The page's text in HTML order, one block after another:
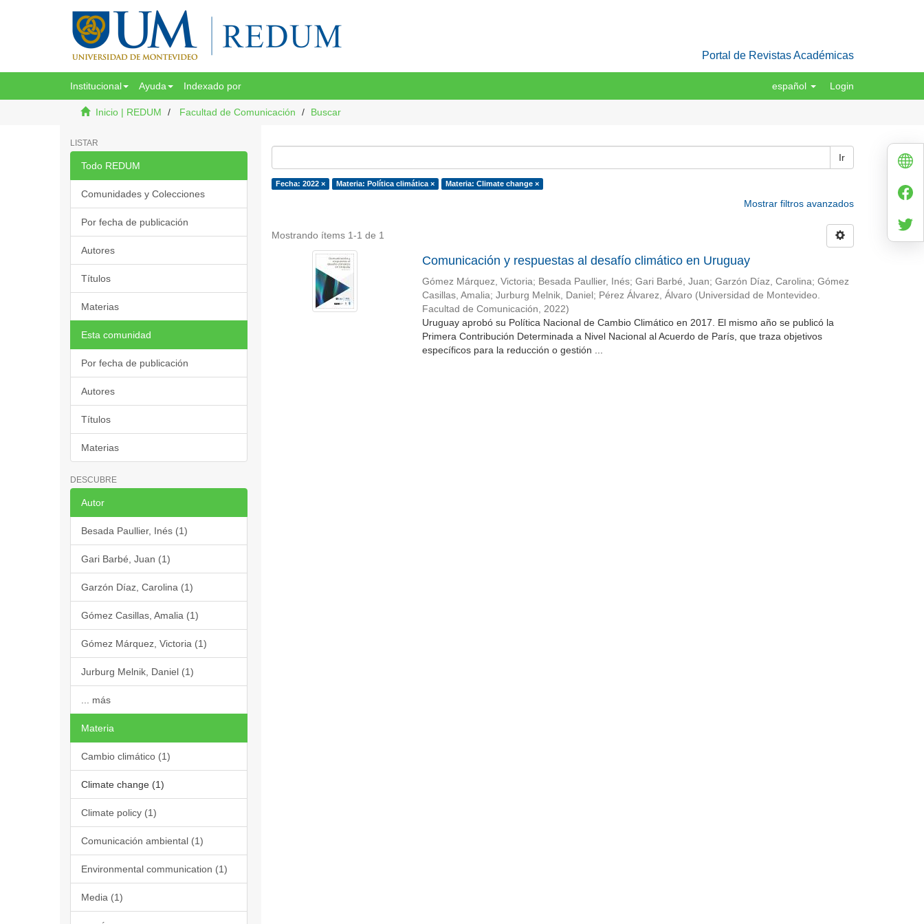
Portal de Revistas Académicas
Institucional Ayuda Indexado por español Login
Inicio | REDUM Facultad de Comunicación Buscar
LISTAR
Todo REDUM
Comunidades y Colecciones
Por fecha de publicación
Autores
Títulos
Materias
Esta comunidad
Por fecha de publicación
Autores
Títulos
Materias
DESCUBRE
Autor
Besada Paullier, Inés (1)
Gari Barbé, Juan (1)
Garzón Díaz, Carolina (1)
Gómez Casillas, Amalia (1)
Gómez Márquez, Victoria (1)
Jurburg Melnik, Daniel (1)
... más
Materia
Cambio climático (1)
Climate change (1)
Climate policy (1)
Comunicación ambiental (1)
Environmental communication (1)
Media (1)
Ir
Fecha: 2022 × Materia: Política climática × Materia: Climate change ×
Mostrar filtros avanzados
Mostrando ítems 1-1 de 1
Comunicación y respuestas al desafío climático en Uruguay
Gómez Márquez, Victoria; Besada Paullier, Inés; Gari Barbé, Juan; Garzón Díaz, Carolina; Gómez
Casillas, Amalia; Jurburg Melnik, Daniel ; Pérez Álvarez, Álvaro (Universidad de Montevideo.
Facultad de Comunicación, 2022)
Uruguay aprobó su Política Nacional de Cambio Climático en 2017. El mismo año se publicó la
Primera Contribución Determinada a Nivel Nacional al Acuerdo de París, que traza objetivos
específicos para la reducción o gestión ...